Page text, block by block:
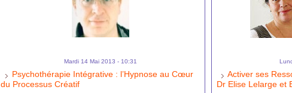
Mardi 14 Mai 2013 - 10:31
Psychothérapie Intégrative : l’Hypnose au Cœur
du Processus Créatif
Activer ses
Dr Elise Lelarge et